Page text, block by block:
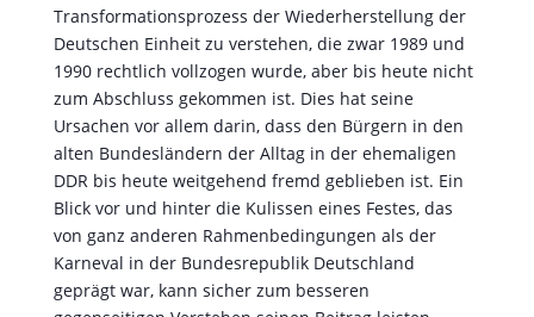
Karneval in der Bundesrepublik Deutschland
geprägt war, kann sicher zum besseren
gegenseitigen Verstehen seinen Beitrag leisten.
Der Karneval in der ehemaligen DDR konnte nicht
auf die vorhandenen historischen Traditionen
zurückgreifen. Zuerst staatlicherseits weitgehend
ignoriert, da er als überholtes Relikt einer
überholten Bürgertradition galt, zwang seine
zunehmende Akzeptanz in der Bevölkerung dazu,
ihn als Objekt der Kulturförderung und das hieß im
Sozialismus auch immer als Gegenstand der